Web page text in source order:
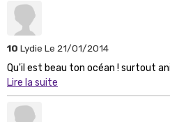
10 Lydie Le 21/01/2014
Qu'il est beau ton océan ! surtout
Lire la suite